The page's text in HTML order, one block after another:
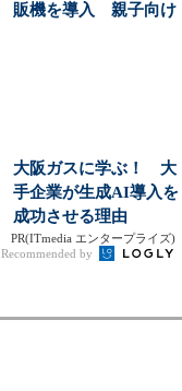
販機を導入 親子向け
大阪ガスに学ぶ！ 大
手企業が生成AI導入を
成功させる理由
PR(ITmedia エンタープライズ)
Recommended by